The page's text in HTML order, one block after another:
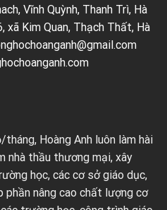
Vĩnh Quỳnh, Thanh Trì, Hà
xã Kim Quan, Thạch Thất, Hà
Hoàng Anh luôn làm hài
nhà thầu thương mại, xây
học, các cơ sở giáo dục,
nâng cao chất lượng cơ